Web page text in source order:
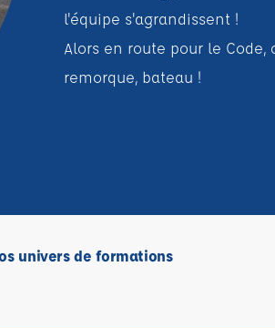
l'équipe s'agrandissent !
Alors en route pour le
remorque, bateau !
univers de formations